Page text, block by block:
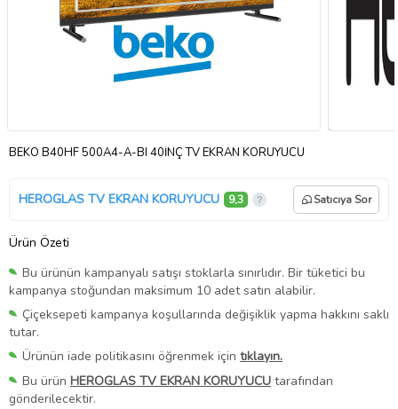
BEKO B40HF 500A4-A-BI 40İNÇ TV EKRAN KORUYUCU
HEROGLAS TV EKRAN KORUYUCU 9,3 Satıcıya Sor
Ürün Özeti
Bu ürünün kampanyalı satışı stoklarla sınırlıdır. Bir tüketici bu
kampanya stoğundan maksimum 10 adet satın alabilir.
Çiçeksepeti kampanya koşullarında değişiklik yapma hakkını saklı
tutar.
Ürünün iade politikasını öğrenmek için tıklayın.
Bu ürün HEROGLAS TV EKRAN KORUYUCU tarafından
gönderilecektir.